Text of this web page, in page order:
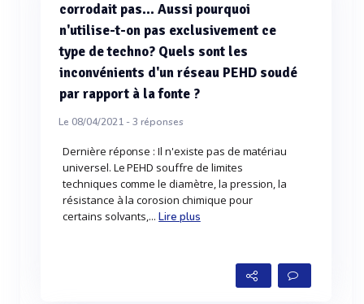
corrodait pas... Aussi pourquoi
n'utilise-t-on pas exclusivement ce
type de techno? Quels sont les
inconvénients d'un réseau PEHD soudé
par rapport à la fonte ?
Le 08/04/2021 -3 réponses
Dernière réponse : Il n'existe pas de matériau
universel. Le PEHD souffre de limites
techniques comme le diamètre, la pression, la
résistance à la corosion chimique pour
certains solvants,...Lire plus